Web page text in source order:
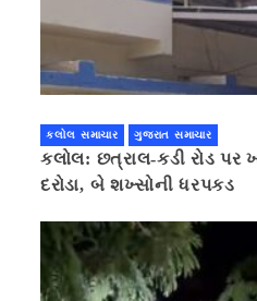
કલોલ સમાચાર ગુજરાત સમાચાર
કલોલ: છત્રાલ-કડી રોડ પર
દરોડા, બે શખ્સોની ધરપકડ